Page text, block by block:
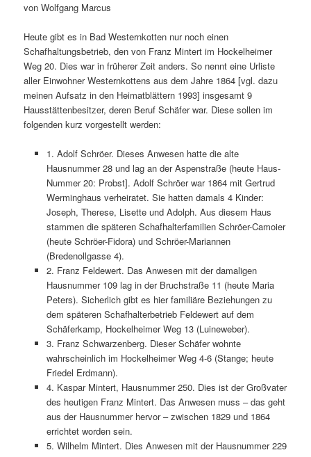
von Wolfgang Marcus
Heute gibt es in Bad Westernkotten nur noch einen
Schafhaltungsbetrieb, den von Franz Mintert im Hockelheimer
Weg 20. Dies war in früherer Zeit anders. So nennt eine Urliste
aller Einwohner Westernkottens aus dem Jahre 1864 [vgl. dazu
meinen Aufsatz in den Heimatblättern 1993] insgesamt 9
Hausstättenbesitzer, deren Beruf Schäfer war. Diese sollen im
folgenden kurz vorgestellt werden:
1. Adolf Schröer. Dieses Anwesen hatte die alte
Hausnummer 28 und lag an der Aspenstraße (heute Haus-
Nummer 20: Probst]. Adolf Schröer war 1864 mit Gertrud
Werminghaus verheiratet. Sie hatten damals 4 Kinder:
Joseph, Therese, Lisette und Adolph. Aus diesem Haus
stammen die späteren Schafhalterfamilien Schröer-Camoier
(heute Schröer-Fidora) und Schröer-Mariannen
(Bredenollgasse 4).
2. Franz Feldewert. Das Anwesen mit der damaligen
Hausnummer 109 lag in der Bruchstraße 11 (heute Maria
Peters). Sicherlich gibt es hier familiäre Beziehungen zu
dem späteren Schafhalterbetrieb Feldewert auf dem
Schäferkamp, Hockelheimer Weg 13 (Luineweber).
3. Franz Schwarzenberg. Dieser Schäfer wohnte
wahrscheinlich im Hockelheimer Weg 4-6 (Stange; heute
Friedel Erdmann).
4. Kaspar Mintert, Hausnummer 250. Dies ist der Großvater
des heutigen Franz Mintert. Das Anwesen muss – das geht
aus der Hausnummer hervor – zwischen 1829 und 1864
errichtet worden sein.
5. Wilhelm Mintert. Dies Anwesen mit der Hausnummer 229